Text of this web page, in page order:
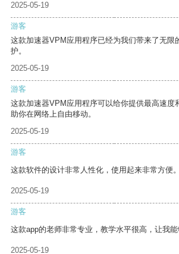
2025-05-19
游客
这款加速器VPM应用程序已经为我们带来了无限
护。
2025-05-19
游客
这款加速器VPM应用程序可以给你提供最高速度
助你在网络上自由移动。
2025-05-19
游客
这款软件的设计非常人性化，使用起来非常方便。
2025-05-19
游客
这款app的老师非常专业，教学水平很高，让我能
2025-05-19